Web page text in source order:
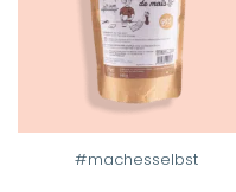
#machesselbst